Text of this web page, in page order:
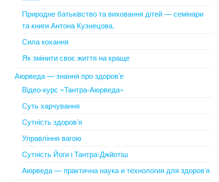
Природне батьківство та виховання дітей — семінари
та книги Антона Кузнецова.
Сила кохання
Як змінити своє життя на краще
Аюрведа — знання про здоров’е
Відео-курс «Тантра-Аюрведа»
Суть харчування
Сутність здоров’я
Управління вагою
Сутність Йоги і Тантра-Джйотіш
Аюрведа — практична наука и технология для здоров’я